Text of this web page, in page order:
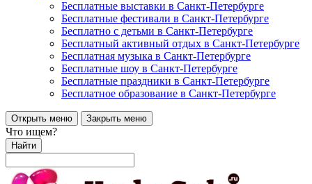
Бесплатные выставки в Санкт-Петербурге
Бесплатные фестивали в Санкт-Петербурге
Бесплатно с детьми в Санкт-Петербурге
Бесплатный активный отдых в Санкт-Петербурге
Бесплатная музыка в Санкт-Петербурге
Бесплатные шоу в Санкт-Петербурге
Бесплатные праздники в Санкт-Петербурге
Бесплатное образование в Санкт-Петербурге
Открыть меню Закрыть меню
Что ищем?
Найти